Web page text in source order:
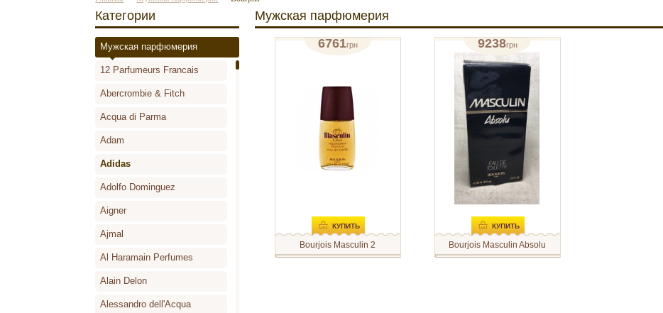
Категории
Мужская парфюмерия
12 Parfumeurs Francais
Abercrombie & Fitch
Acqua di Parma
Adam
Adidas
Adolfo Dominguez
Aigner
Ajmal
Al Haramain Perfumes
Alain Delon
Alessandro dell'Acqua
Мужская парфюмерия
туалетная вода 112 мл
6761грн
КУПИТЬ
Bourjois Masculin 2
Bourjois Masculin 2 -
туалетная вода 100 мл
отзывов: 0
9238грн
КУПИТЬ
Bourjois Masculin Absolu
Bourjois Masculin Absolu - это